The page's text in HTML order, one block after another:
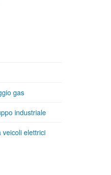
gas
industriale
veicoli elettrici